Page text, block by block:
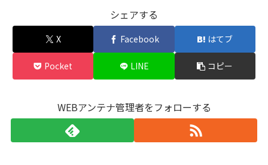
シェアする
X Facebook はてブ
Pocket LINE コピー
WEBアンテナ管理者をフォローする